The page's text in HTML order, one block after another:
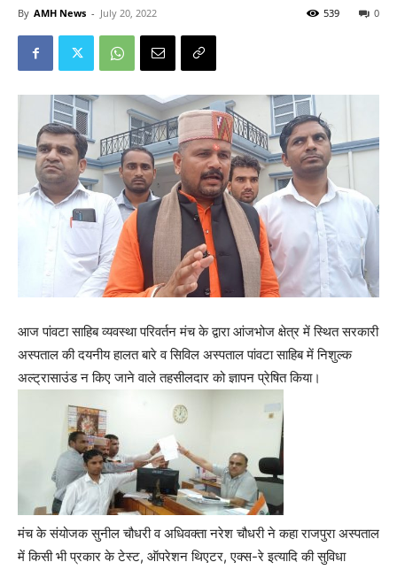
By AMH News - July 20, 2022 0
539
आज पांवटा साहिब व्यवस्था परिवर्तन मंच के द्वारा आंजभोज क्षेत्र में स्थित सरकारी
अस्पताल की दयनीय हालत बारे व सिविल अस्पताल पांवटा साहिब में निशुल्क
अल्ट्रासाउंड न किए जाने वाले तहसीलदार को ज्ञापन प्रेषित किया।
मंच के संयोजक सुनील चौधरी व अधिवक्ता नरेश चौधरी ने कहा राजपुरा अस्पताल
में किसी भी प्रकार के टेस्ट, ऑपरेशन थिएटर, एक्स-रे इत्यादि की सुविधा